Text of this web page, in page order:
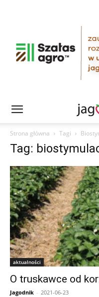
Strona główna Tagi
Tag:
aktualności
O truskawce od
Jagodnik - 2021-06-23